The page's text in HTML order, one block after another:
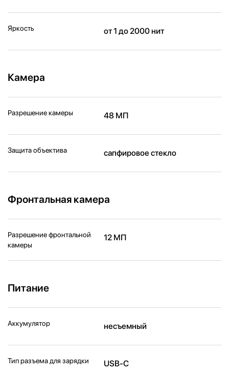
Яркость от 1 до 2000 нит
Камера
Разрешение камеры 48 МП
Защита объектива сапфировое стекло
Фронтальная камера
Разрешение фронтальной
камеры
12 МП
Питание
Аккумулятор несъемный
Тип разъема для зарядки USB-C